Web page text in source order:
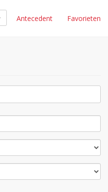
Antecedent Favorieten